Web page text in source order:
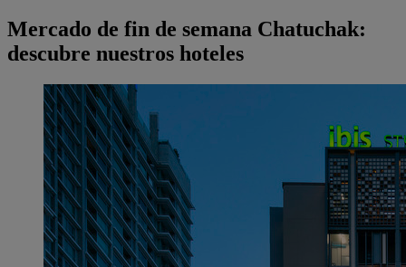
Mercado de fin de semana Chatuchak:
descubre nuestros hoteles